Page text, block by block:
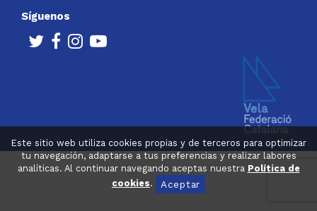
Este sitio web utiliza cookies propias y de terceros para optimizar
tu navegación, adaptarse a tus preferencias y realizar labores
analíticas. Al continuar navegando aceptas nuestra Política de
cookies. Aceptar
Síguenos